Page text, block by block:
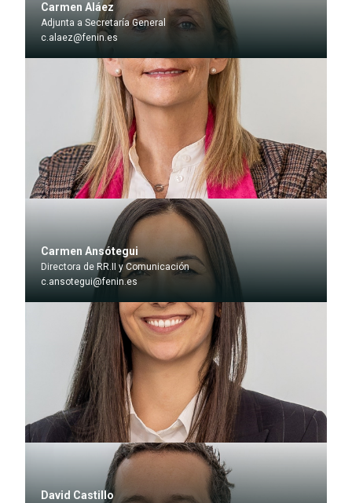
Carmen Aláez
Adjunta a Secretaría General
c.alaez@fenin.es
Carmen Ansótegui
Directora de RR.II y Comunicación
c.ansotegui@fenin.es
David Castillo